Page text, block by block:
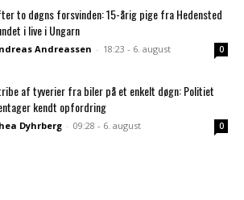
to døgns forsvinden: 15-årig pige fra Hedensted
i live i Ungarn
Andreassen - 18:23 - 6. august 0
af tyverier fra biler på et enkelt døgn: Politiet
kendt opfordring
Dyhrberg - 09:28 - 6. august 0